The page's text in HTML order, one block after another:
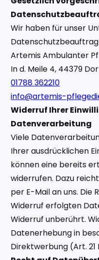
Wir haben für unser
Artemis Ambulanter
In d. Meile 4, 44379
01788 362210
info@artemis-
Widerruf Ihrer
Datenverarbeitung
Viele
Ihrer ausdrücklichen
können eine bereits
widerrufen. Dazu
per E-Mail an uns. Die
Widerruf erfolgten
Widerruf unberührt.
Datenerhebung in
Direktwerbung (Art. 21